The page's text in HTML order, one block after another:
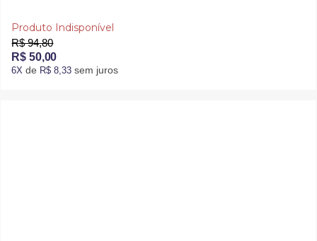
Produto Indisponível
R$ 94,80
R$ 50,00
6X de R$ 8,33 sem juros